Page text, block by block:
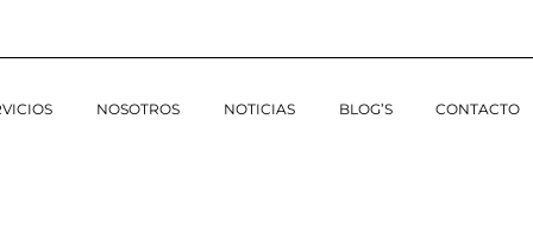
NOSOTROS NOTICIAS BLOG’S CONTACTO